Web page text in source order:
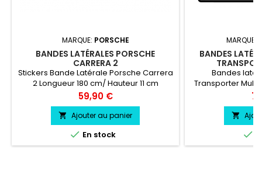
MARQUE: PORSCHE
BANDES LATÉRALES PORSCHE
CARRERA 2
Stickers Bande Latérale Porsche Carrera
2 Longueur 180 cm/ Hauteur 11 cm
Couleur des bandes a votre choix
Prix
59,90 €
 Ajouter au panier
 En stock
MARQUE:
BANDES
Bandes
Transporter
Bandes
Transporter
vinyle
